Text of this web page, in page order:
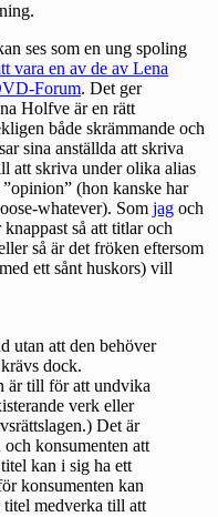
ses som en ung spoling
vara en av de av Lena
Forum. Det ger
Holfve är en rätt
både skrämmande och
sina anställda att skriva
att skriva under olika alias
(hon kanske har
whatever). Som jag och
så att titlar och
så är det fröken eftersom
ett sånt huskors) vill
utan att den behöver
dock.
är till för att undvika
verk eller
Det är
konsumenten att
kan i sig ha ett
konsumenten kan
medverka till att